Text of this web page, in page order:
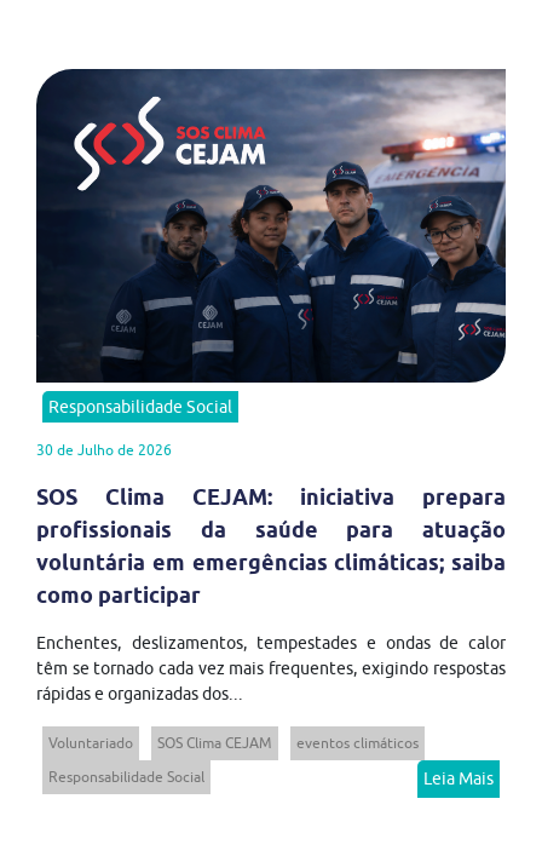
Responsabilidade Social
30 de Julho de 2026
SOS Clima CEJAM: iniciativa prepara
profissionais da saúde para atuação
voluntária em emergências climáticas; saiba
como participar
Enchentes, deslizamentos, tempestades e ondas de calor
têm se tornado cada vez mais frequentes, exigindo respostas
rápidas e organizadas dos...
Voluntariado SOS Clima CEJAM
eventos climáticos
Responsabilidade Social
Leia Mais